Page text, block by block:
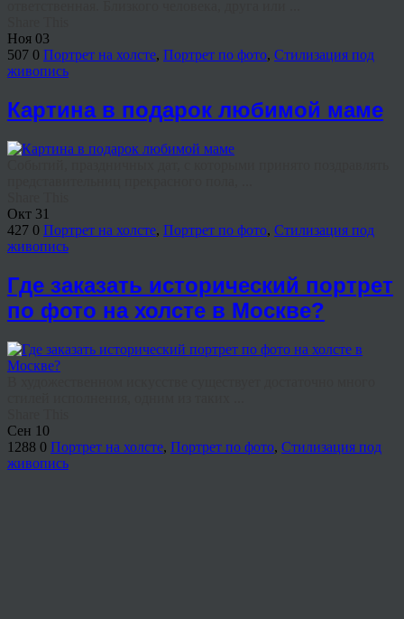
Ноя 03
507 0 Портрет на холсте, Портрет по фото, Стилизация под
живопись
Картина в подарок любимой маме
Окт 31
427 0 Портрет на холсте, Портрет по фото, Стилизация под
живопись
Где заказать исторический портрет
по фото на холсте в Москве?
Сен 10
1288 0 Портрет на холсте, Портрет по фото, Стилизация под
живопись